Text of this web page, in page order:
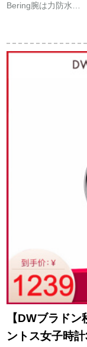
Bering腕は力防水略
します。
【DWブラド
ントス女子時